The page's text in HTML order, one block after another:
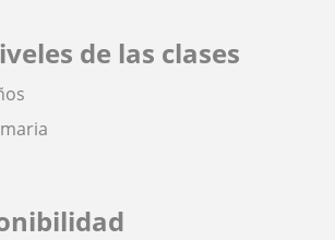
de las clases